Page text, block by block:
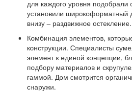
для каждого уровня
установили широкоформатный
внизу – раздвижное остекление.
Комбинация элементов,
конструкции. Специалисты
элемент к единой концепции,
подбору материалов и
гаммой. Дом смотрится
снаружи.